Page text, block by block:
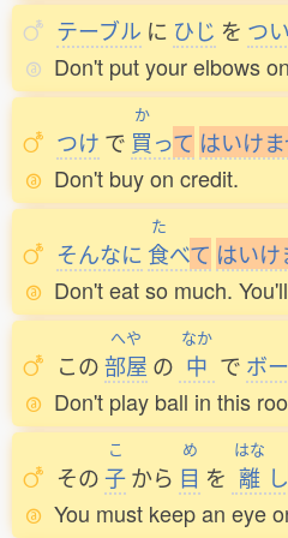
テーブル に ひじ を つい
Don't put your elbows
つけ で
か
買って はいけま
Don't buy on credit.
そんなに
た
食べて はいけ
Don't eat so much.
この
へや
部屋 の
なか
中 で ボ
Don't play ball in this
その
こ
子から
め
目 を
はな
離 し
You must keep an eye